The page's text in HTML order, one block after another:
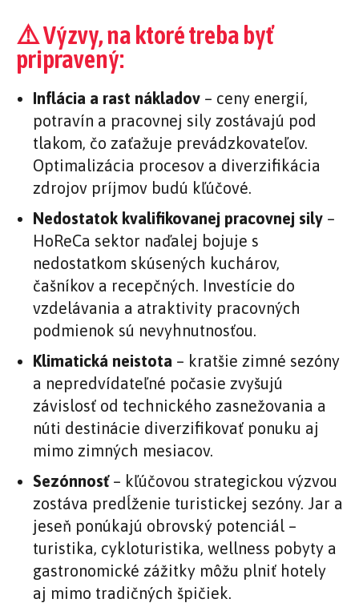
⚠️ Výzvy, na ktoré treba byť
pripravený:
Inflácia a rast nákladov – ceny energií,
potravín a pracovnej sily zostávajú pod
tlakom, čo zaťažuje prevádzkovateľov.
Optimalizácia procesov a diverzifikácia
zdrojov príjmov budú kľúčové.
Nedostatok kvalifikovanej pracovnej sily –
HoReCa sektor naďalej bojuje s
nedostatkom skúsených kuchárov,
čašníkov a recepčných. Investície do
vzdelávania a atraktivity pracovných
podmienok sú nevyhnutnosťou.
Klimatická neistota – kratšie zimné sezóny
a nepredvídateľné počasie zvyšujú
závislosť od technického zasnežovania a
núti destinácie diverzifikovať ponuku aj
mimo zimných mesiacov.
Sezónnosť– kľúčovou strategickou výzvou
zostáva predĺženie turistickej sezóny. Jar a
jeseň ponúkajú obrovský potenciál –
turistika, cykloturistika, wellness pobyty a
gastronomické zážitky môžu plniť hotely
aj mimo tradičných špičiek.